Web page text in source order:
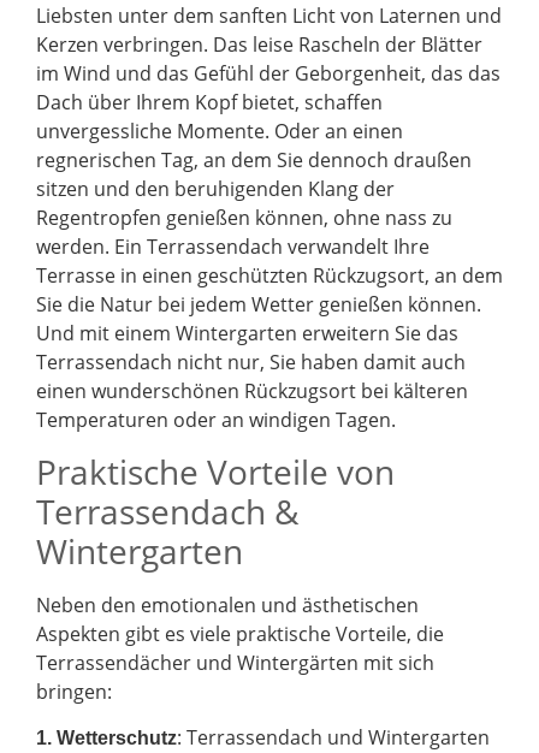
Liebsten unter dem sanften Licht von Laternen und
Kerzen verbringen. Das leise Rascheln der Blätter
im Wind und das Gefühl der Geborgenheit, das das
Dach über Ihrem Kopf bietet, schaffen
unvergessliche Momente. Oder an einen
regnerischen Tag, an dem Sie dennoch draußen
sitzen und den beruhigenden Klang der
Regentropfen genießen können, ohne nass zu
werden. Ein Terrassendach verwandelt Ihre
Terrasse in einen geschützten Rückzugsort, an dem
Sie die Natur bei jedem Wetter genießen können.
Und mit einem Wintergarten erweitern Sie das
Terrassendach nicht nur, Sie haben damit auch
einen wunderschönen Rückzugsort bei kälteren
Temperaturen oder an windigen Tagen.
Praktische Vorteile von
Terrassendach &
Wintergarten
Neben den emotionalen und ästhetischen
Aspekten gibt es viele praktische Vorteile, die
Terrassendächer und Wintergärten mit sich
bringen:
1. Wetterschutz: Terrassendach und Wintergarten